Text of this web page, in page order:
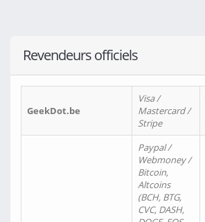
Revendeurs officiels
GeekDot.be
Visa /
Mastercard /
Stripe
Paypal /
Webmoney /
Bitcoin,
Altcoins
(BCH, BTG,
CVC, DASH,